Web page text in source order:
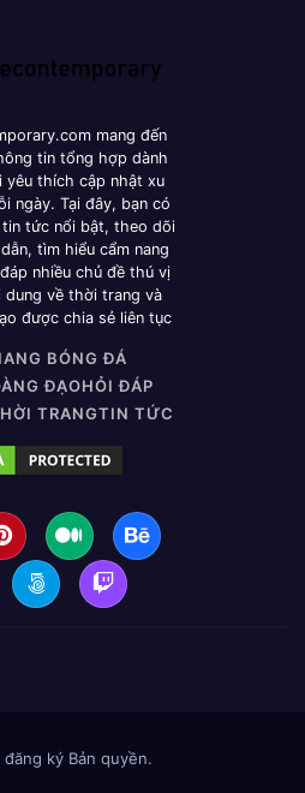
mang đến
tin tổng hợp dành
yêu thích cập nhật xu
ngày. Tại đây, bạn có
tức nổi bật, theo dõi
tìm hiểu cẩm nang
nhiều chủ đề thú vị
dung về thời trang và
được chia sẻ liên tục
BÓNG ĐÁ
ĐẠOHỎI ĐÁP
TRANGTIN TỨC
đăng ký Bản quyền.